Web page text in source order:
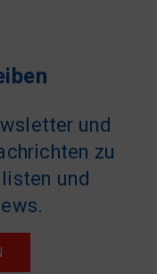
und
zu
und